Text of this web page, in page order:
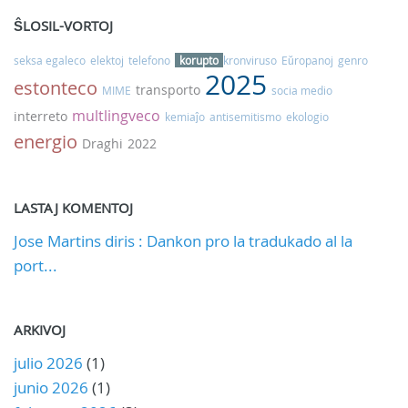
ŜLOSIL-VORTOJ
seksa egaleco elektoj telefono korupto kronviruso Eŭropanoj genro
estonteco MIME transporto 2025 socia medio
interreto multlingveco kemiaĵo antisemitismo ekologio
energio Draghi 2022
LASTAJ KOMENTOJ
Jose Martins diris : Dankon pro la tradukado al la
port...
ARKIVOJ
julio 2026 (1)
junio 2026 (1)